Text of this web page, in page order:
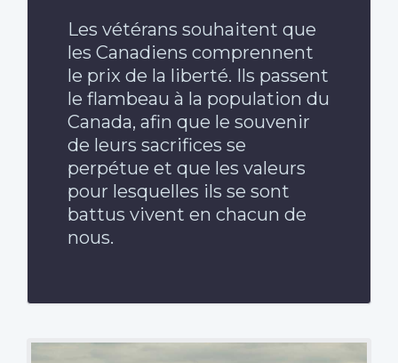
Les vétérans souhaitent que
les Canadiens comprennent
le prix de la liberté. Ils passent
le flambeau à la population du
Canada, afin que le souvenir
de leurs sacrifices se
perpétue et que les valeurs
pour lesquelles ils se sont
battus vivent en chacun de
nous.